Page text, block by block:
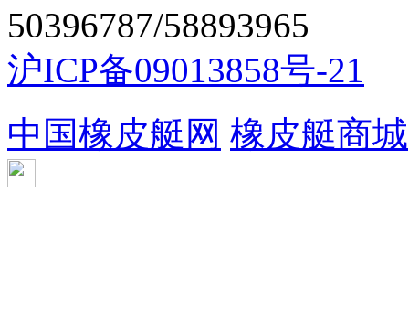
50396787/58893965
沪ICP备09013858号-21
中国橡皮艇网 橡皮艇商城